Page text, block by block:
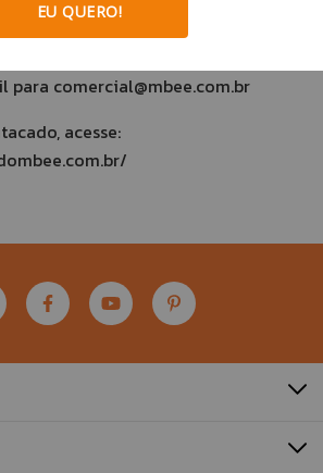
entre em contato pelo telefone
para comercial@mbee.com.br
acesse:
EU QUERO!